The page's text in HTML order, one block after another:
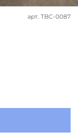
арт. TBC-0087